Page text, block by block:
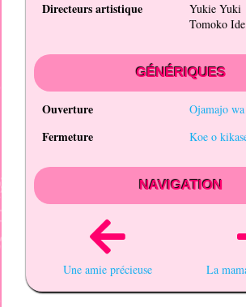
Directeurs artistique
Yukie Yuki
Tomoko Ide
GÉNÉRIQUES
Ouverture Ojamajo
Fermeture Koe o
NAVIGATION
Une amie précieuse La